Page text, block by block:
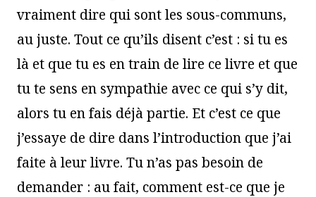
vraiment dire qui sont les sous-communs,
au juste. Tout ce qu’ils disent c’est : si tu es
là et que tu es en train de lire ce livre et que
tu te sens en sympathie avec ce qui s’y dit,
alors tu en fais déjà partie. Et c’est ce que
j’essaye de dire dans l’introduction que j’ai
faite à leur livre. Tu n’as pas besoin de
demander : au fait, comment est-ce que je